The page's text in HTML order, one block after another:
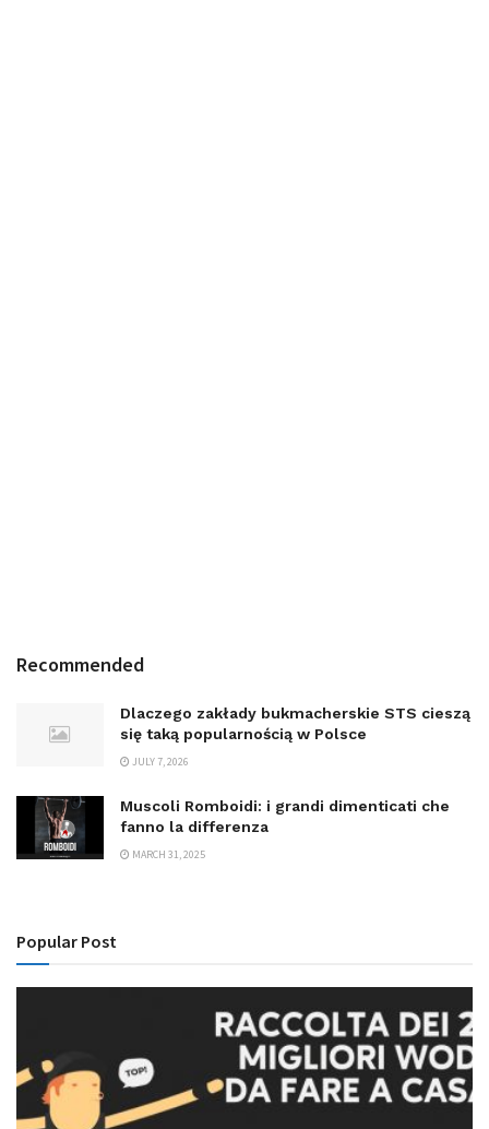
Recommended
Dlaczego zakłady bukmacherskie STS cieszą
się taką popularnością w Polsce
JULY 7, 2026
Muscoli Romboidi: i grandi dimenticati che
fanno la differenza
MARCH 31, 2025
Popular Post